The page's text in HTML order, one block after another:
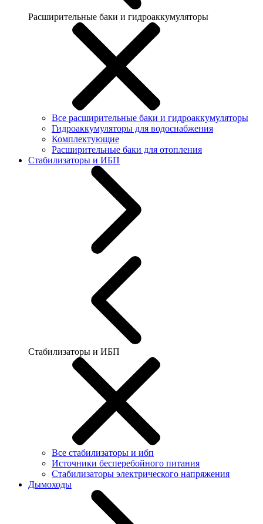
Расширительные баки и гидроаккумуляторы
Все расширительные баки и гидроаккумуляторы
Гидроаккумуляторы для водоснабжения
Комплектующие
Расширительные баки для отопления
Стабилизаторы и ИБП
Стабилизаторы и ИБП
Все стабилизаторы и ибп
Источники бесперебойного питания
Стабилизаторы электрического напряжения
Дымоходы